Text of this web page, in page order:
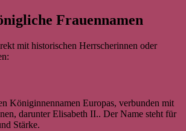
Frauennamen
mit historischen Herrscherinnen oder
Königinnennamen Europas, verbunden mit
darunter Elisabeth II.. Der Name steht für
Stärke.